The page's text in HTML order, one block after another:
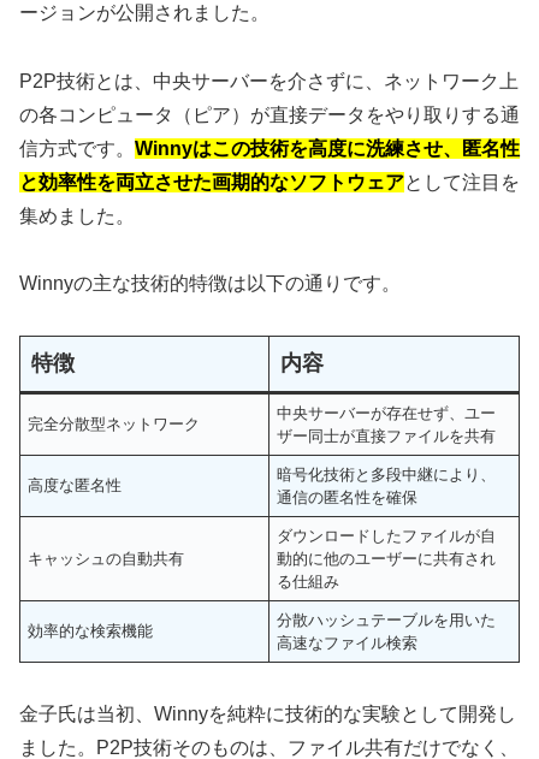
ージョンが公開されました。
P2P技術とは、中央サーバーを介さずに、ネットワーク上
の各コンピュータ（ピア）が直接データをやり取りする通
信方式です。 Winnyはこの技術を高度に洗練させ、匿名性
と効率性を両立させた画期的なソフトウェアとして注目を
集めました。
Winnyの主な技術的特徴は以下の通りです。
特徴 内容
完全分散型ネットワーク
中央サーバーが存在せず、ユー
ザー同士が直接ファイルを共有
高度な匿名性
暗号化技術と多段中継により、
通信の匿名性を確保
キャッシュの自動共有
ダウンロードしたファイルが自
動的に他のユーザーに共有され
る仕組み
効率的な検索機能
分散ハッシュテーブルを用いた
高速なファイル検索
金子氏は当初、Winnyを純粋に技術的な実験として開発し
ました。P2P技術そのものは、ファイル共有だけでなく、